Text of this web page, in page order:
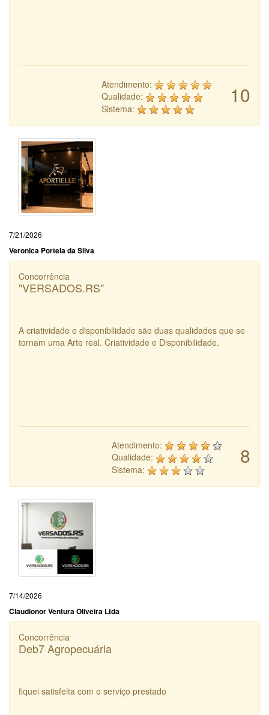
10
Atendimento:
Qualidade:
Sistema:
7/21/2026
Veronica Portela da Silva
Concorrência
"VERSADOS.RS"
A criatividade e disponibilidade são duas qualidades que se
tornam uma Arte real. Criatividade e Disponibilidade.
8
Atendimento:
Qualidade:
Sistema:
7/14/2026
Claudionor Ventura Oliveira Ltda
Concorrência
Deb7 Agropecuária
fiquei satisfeita com o serviço prestado